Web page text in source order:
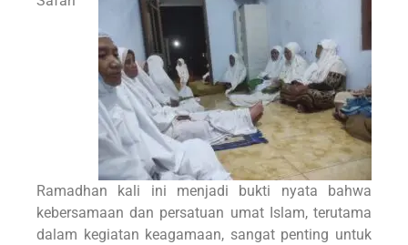
Ramadhan kali ini menjadi bukti nyata bahwa
kebersamaan dan persatuan umat Islam, terutama
dalam kegiatan keagamaan, sangat penting untuk